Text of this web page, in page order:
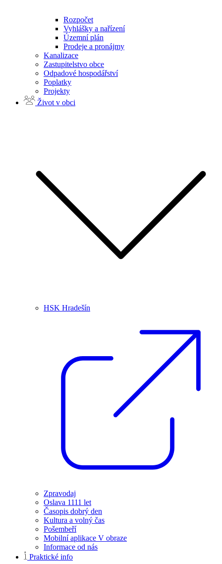
Rozpočet
Vyhlášky a nařízení
Územní plán
Prodeje a pronájmy
Kanalizace
Zastupitelstvo obce
Odpadové hospodářství
Poplatky
Projekty
Život v obci
HSK Hradešín
Zpravodaj
Oslava 1111 let
Časopis dobrý den
Kultura a volný čas
Pošembeří
Mobilní aplikace V obraze
Informace od nás
Praktické info